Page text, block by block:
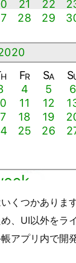
くつかあります
、UI以外をラ
アプリ内で開